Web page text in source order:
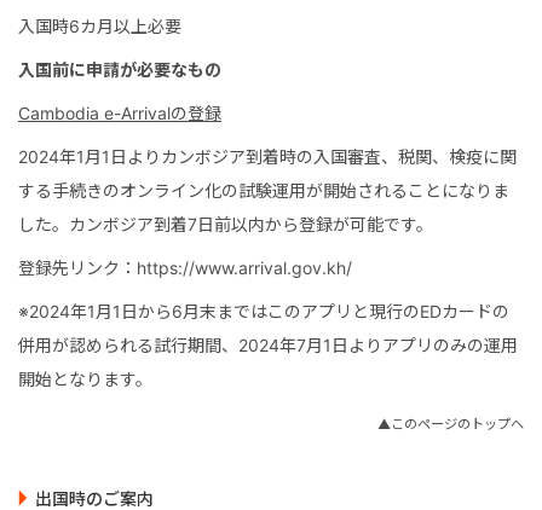
入国時6カ月以上必要
入国前に申請が必要なもの
Cambodia e-Arrivalの登録
2024年1月1日よりカンボジア到着時の入国審査、税関、検疫に関
する手続きのオンライン化の試験運用が開始されることになりま
した。カンボジア到着7日前以内から登録が可能です。
登録先リンク： https://www.arrival.gov.kh/
※2024年1月1日から6月末まではこのアプリと現行のEDカードの
併用が認められる試行期間、2024年7月1日よりアプリのみの運用
開始となります。
▲このページのトップへ
出国時のご案内